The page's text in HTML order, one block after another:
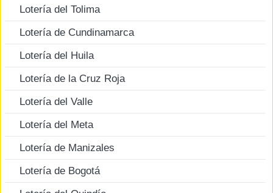
Lotería del Tolima
Lotería de Cundinamarca
Lotería del Huila
Lotería de la Cruz Roja
Lotería del Valle
Lotería del Meta
Lotería de Manizales
Lotería de Bogotá